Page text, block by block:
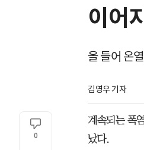
이어
올 들어 온
김영우 기자
0
계속되는 폭
났다.